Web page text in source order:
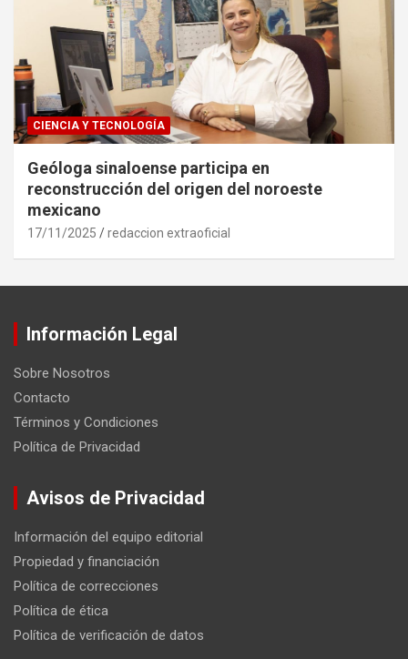
CIENCIA Y TECNOLOGÍA
Geóloga sinaloense participa en
reconstrucción del origen del noroeste
mexicano
17/11/2025 redaccion extraoficial
Información Legal
Sobre Nosotros
Contacto
Términos y Condiciones
Política de Privacidad
Avisos de Privacidad
Información del equipo editorial
Propiedad y financiación
Política de correcciones
Política de ética
Política de verificación de datos